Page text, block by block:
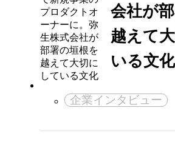
会社が
越えて
いる文化
企業インタビュー